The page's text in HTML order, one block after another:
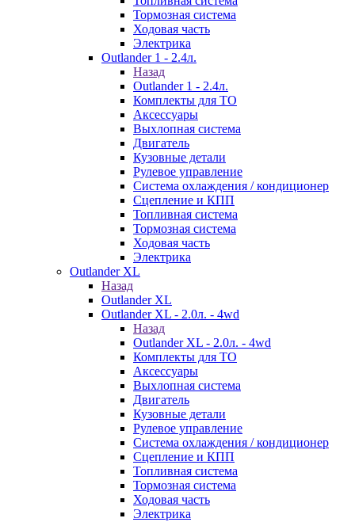
Тормозная система
Ходовая часть
Электрика
Outlander 1 - 2.4л.
Назад
Outlander 1 - 2.4л.
Комплекты для ТО
Аксессуары
Выхлопная система
Двигатель
Кузовные детали
Рулевое управление
Система охлаждения / кондиционер
Сцепление и КПП
Топливная система
Тормозная система
Ходовая часть
Электрика
Outlander XL
Назад
Outlander XL
Outlander XL - 2.0л. - 4wd
Назад
Outlander XL - 2.0л. - 4wd
Комплекты для ТО
Аксессуары
Выхлопная система
Двигатель
Кузовные детали
Рулевое управление
Система охлаждения / кондиционер
Сцепление и КПП
Топливная система
Тормозная система
Ходовая часть
Электрика